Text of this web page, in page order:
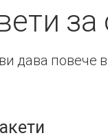
дава повече